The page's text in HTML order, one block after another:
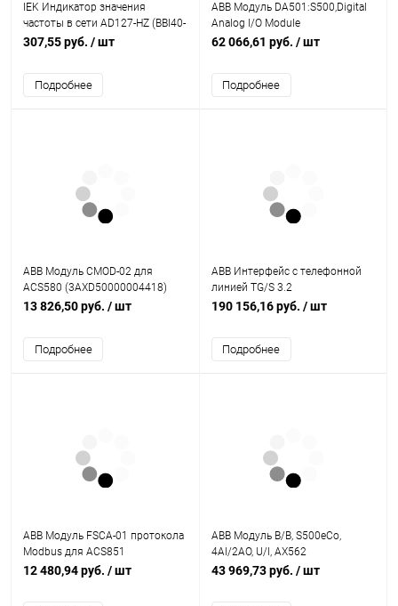
IEK Индикатор значения
частоты в сети AD127-HZ (BBI40-
HZ)
307,55 руб. / шт
Подробнее
ABB Модуль DA501:S500,Digital
Analog I/O Module
(1SAP250700R0001)
62 066,61 руб. / шт
Подробнее
ABB Модуль CMOD-02 для
ACS580 (3AXD50000004418)
13 826,50 руб. / шт
Подробнее
ABB Интерфейс с телефонной
линией TG/S 3.2
(2CDG110135R0011)
190 156,16 руб. / шт
Подробнее
ABB Модуль FSCA-01 протокола
Modbus для ACS851
(3AUA0000031336)
12 480,94 руб. / шт
ABB Модуль В/В, S500eCo,
4AI/2AO, U/I, AX562
(1TNE968902R1301)
43 969,73 руб. / шт